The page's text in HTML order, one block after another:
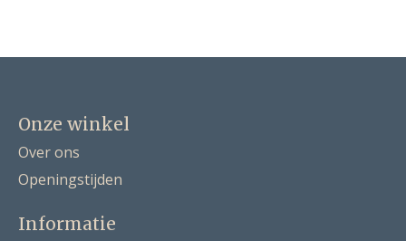
Onze winkel
Over ons
Openingstijden
Informatie